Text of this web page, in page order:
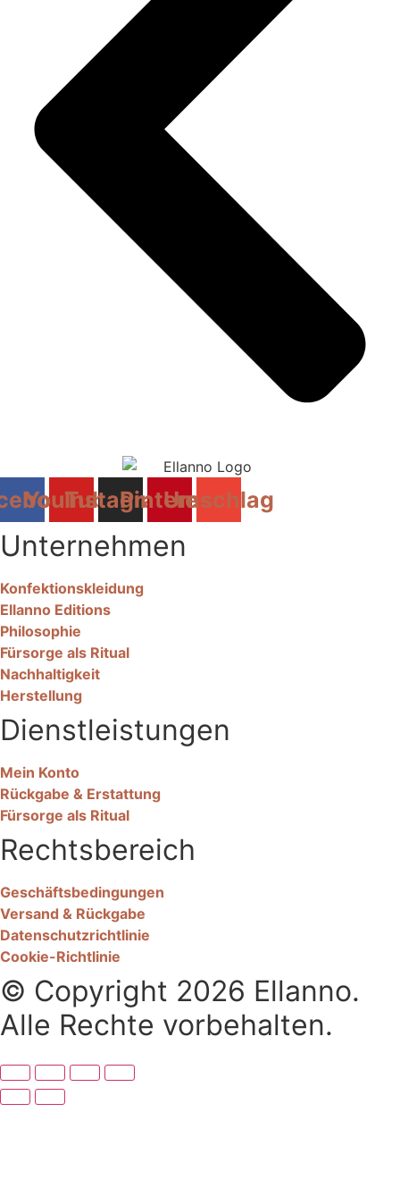
YouTube
Instagram
Pinterest
Umschlag
Unternehmen
Konfektionskleidung
Ellanno Editions
Philosophie
Fürsorge als Ritual
Nachhaltigkeit
Herstellung
Dienstleistungen
Mein Konto
Rückgabe & Erstattung
Fürsorge als Ritual
Rechtsbereich
Geschäftsbedingungen
Versand & Rückgabe
Datenschutzrichtlinie
Cookie-Richtlinie
© Copyright 2026 Ellanno.
Alle Rechte vorbehalten.